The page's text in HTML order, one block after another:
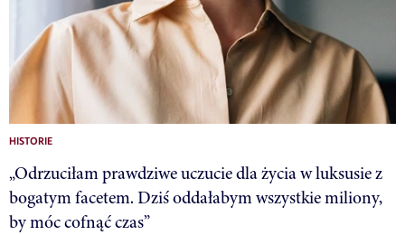
HISTORIE
„Odrzuciłam prawdziwe uczucie dla życia w luksusie z
bogatym facetem. Dziś oddałabym wszystkie miliony,
by móc cofnąć czas”